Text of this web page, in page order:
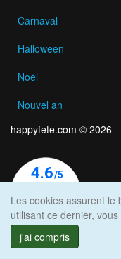
Carnaval
Halloween
Noël
Nouvel an
happyfete.com © 2026
Les cookies assurent le
utilisant ce dernier,
j'ai compris